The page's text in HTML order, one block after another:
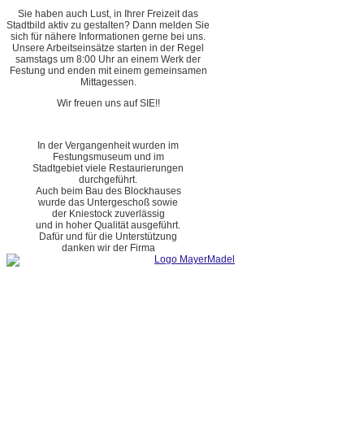
Sie haben auch Lust, in Ihrer Freizeit das
Stadtbild aktiv zu gestalten? Dann melden Sie
sich für nähere Informationen gerne bei uns.
Unsere Arbeitseinsätze starten in der Regel
samstags um 8:00 Uhr an einem Werk der
Festung und enden mit einem gemeinsamen
Mittagessen.
Wir freuen uns auf SIE!!
In der Vergangenheit wurden im
Festungsmuseum und im
Stadtgebiet viele Restaurierungen
durchgeführt.
Auch beim Bau des Blockhauses
wurde das Untergeschoß sowie
der Kniestock zuverlässig
und in hoher Qualität ausgeführt.
Dafür und für die Unterstützung
danken wir der Firma